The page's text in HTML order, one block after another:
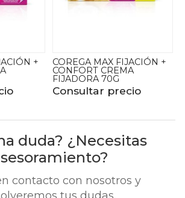
+ COREGA MAX FIJACIÓN +
CONFORT CREMA
FIJADORA 70G
Consultar precio
duda? ¿Necesitas
contacto con nosotros y
tus dudas.